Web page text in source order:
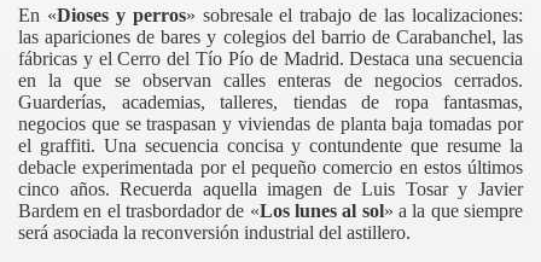
En «Dioses y perros» sobresale el trabajo de las localizaciones:
las apariciones de bares y colegios del barrio de Carabanchel, las
fábricas y el Cerro del Tío Pío de Madrid. Destaca una secuencia
en la que se observan calles enteras de negocios cerrados.
Guarderías, academias, talleres, tiendas de ropa fantasmas,
negocios que se traspasan y viviendas de planta baja tomadas por
el graffiti. Una secuencia concisa y contundente que resume la
debacle experimentada por el pequeño comercio en estos últimos
cinco años. Recuerda aquella imagen de Luis Tosar y Javier
Bardem en el trasbordador de «Los lunes al sol» a la que siempre
será asociada la reconversión industrial del astillero.